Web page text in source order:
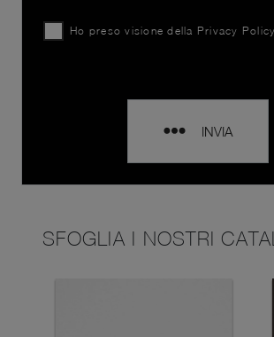
Ho preso visione della Privacy Policy
INVIA
SFOGLIA I NOSTRI